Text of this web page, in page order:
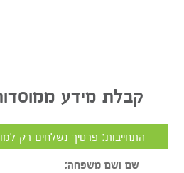
קבלת מידע
התחייבות: פרטיך נשלחים רק
שם ושם משפחה: